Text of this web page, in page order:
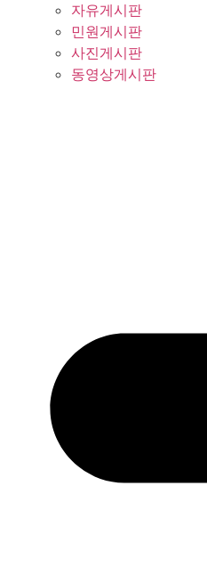
자유게시판
민원게시판
사진게시판
동영상게시판